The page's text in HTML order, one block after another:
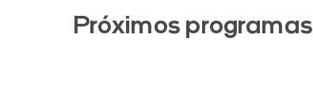
Próximos programas